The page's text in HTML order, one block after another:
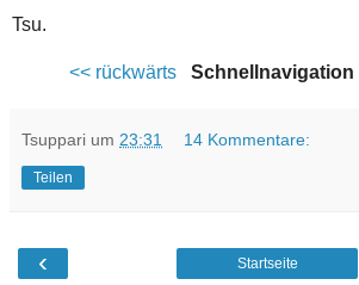
Tsu.
<< rückwärtsSchnellnavigation
Tsuppari um 23:31 14 Kommentare:
Teilen
‹ Startseite